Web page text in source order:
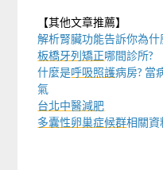
【其他文章推薦】
解析腎臟功能告訴你為什
板橋牙列矯正哪間診所?
什麼是呼吸照護病房? 當
氣
台北中醫減肥
多囊性卵巢症候群相關資